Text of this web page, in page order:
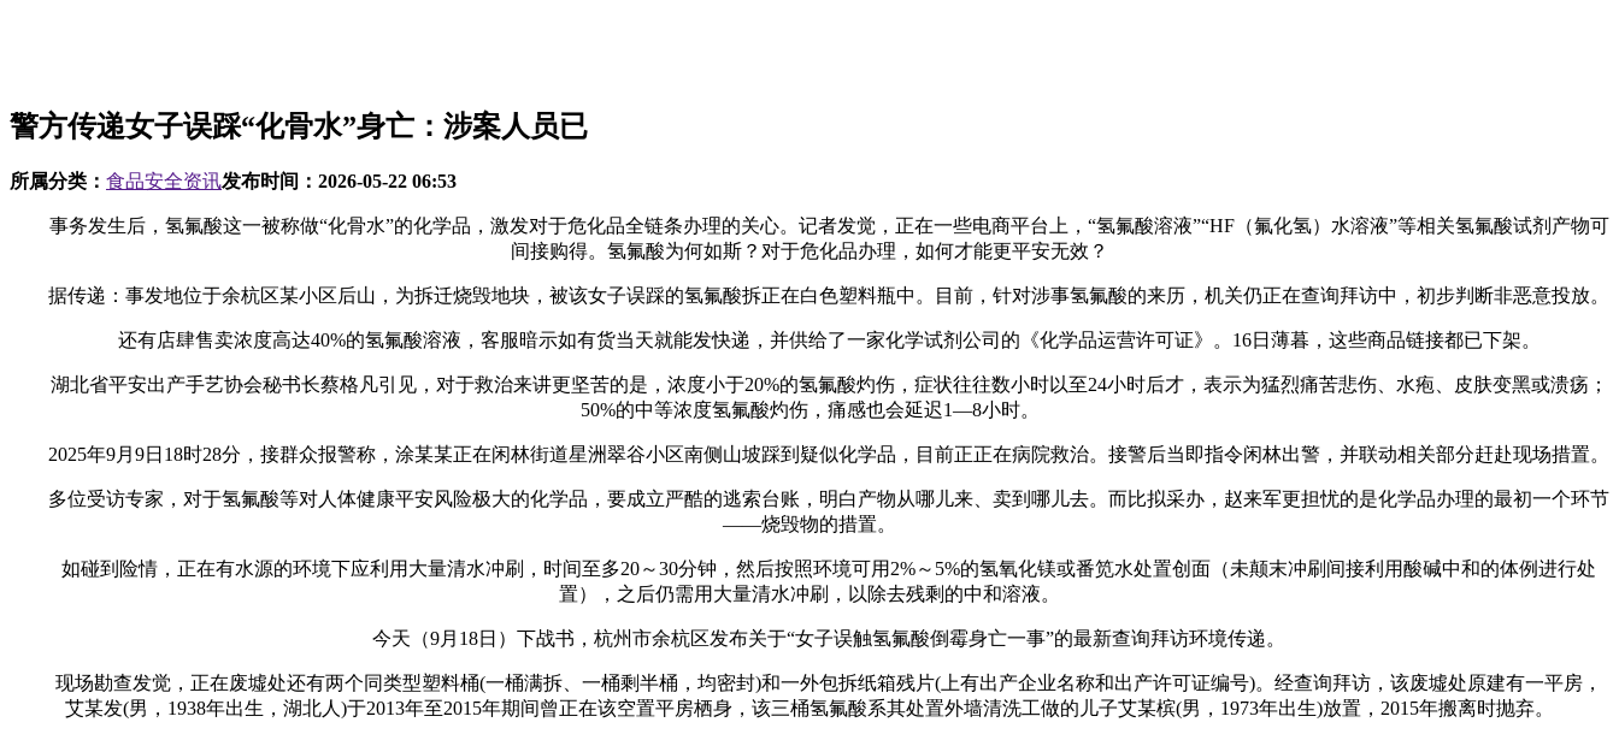
警方传递女子误踩“化骨水”身亡：涉案人员已
所属分类： 食品安全资讯发布时间： 2026-05-22 06:53
事务发生后，氢氟酸这一被称做“化骨水”的化学品，激发对于危化品全链条办理的关心。记者发觉，正在一些电商平台上，“氢氟酸溶液”“HF（氟化氢）水溶液”等相关氢氟酸试剂产物可
间接购得。氢氟酸为何如斯？对于危化品办理，如何才能更平安无效？
据传递：事发地位于余杭区某小区后山，为拆迁烧毁地块，被该女子误踩的氢氟酸拆正在白色塑料瓶中。目前，针对涉事氢氟酸的来历，机关仍正在查询拜访中，初步判断非恶意投放。
还有店肆售卖浓度高达40%的氢氟酸溶液，客服暗示如有货当天就能发快递，并供给了一家化学试剂公司的《化学品运营许可证》。16日薄暮，这些商品链接都已下架。
湖北省平安出产手艺协会秘书长蔡格凡引见，对于救治来讲更坚苦的是，浓度小于20%的氢氟酸灼伤，症状往往数小时以至24小时后才，表示为猛烈痛苦悲伤、水疱、皮肤变黑或溃疡‌；
50%的中等浓度氢氟酸灼伤，痛感也会延迟1—8小时。
2025年9月9日18时28分，接群众报警称，涂某某正在闲林街道星洲翠谷小区南侧山坡踩到疑似化学品，目前正正在病院救治。接警后当即指令闲林出警，并联动相关部分赶赴现场措置。
多位受访专家，对于氢氟酸等对人体健康平安风险极大的化学品，要成立严酷的逃索台账，明白产物从哪儿来、卖到哪儿去。而比拟采办，赵来军更担忧的是化学品办理的最初一个环节
——烧毁物的措置。
如碰到险情，正在有水源的环境下应利用大量清水冲刷，时间至多20～30分钟，然后按照环境可用2%～5%的氢氧化镁或番笕水处置创面（未颠末冲刷间接利用酸碱中和的体例进行处
置），之后仍需用大量清水冲刷，以除去残剩的中和溶液。
今天（9月18日）下战书，杭州市余杭区发布关于“女子误触氢氟酸倒霉身亡一事”的最新查询拜访环境传递。
现场勘查发觉，正在废墟处还有两个同类型塑料桶(一桶满拆、一桶剩半桶，均密封)和一外包拆纸箱残片(上有出产企业名称和出产许可证编号)。经查询拜访，该废墟处原建有一平房，
艾某发(男，1938年出生，湖北人)于2013年至2015年期间曾正在该空置平房栖身，该三桶氢氟酸系其处置外墙清洗工做的儿子艾某槟(男，1973年出生)放置，2015年搬离时抛弃。